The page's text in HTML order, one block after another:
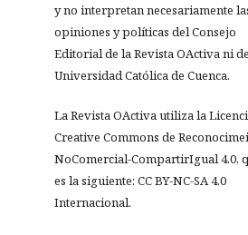
y no interpretan necesariamente
opiniones y políticas del Consejo
Editorial de la Revista OActiva ni
Universidad Católica de Cuenca.
La Revista OActiva utiliza la
Creative Commons de
NoComercial-CompartirIgual 4.0,
es la siguiente: CC BY-NC-SA 4.0
Internacional.